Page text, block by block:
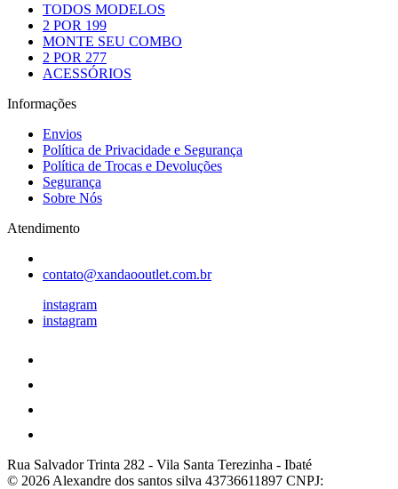
TODOS MODELOS
2 POR 199
MONTE SEU COMBO
2 POR 277
ACESSÓRIOS
Informações
Envios
Política de Privacidade e Segurança
Política de Trocas e Devoluções
Segurança
Sobre Nós
Atendimento
contato@xandaooutlet.com.br
instagram
instagram
Rua Salvador Trinta 282 - Vila Santa Terezinha - Ibaté
© 2026 Alexandre dos santos silva 43736611897 CNPJ: